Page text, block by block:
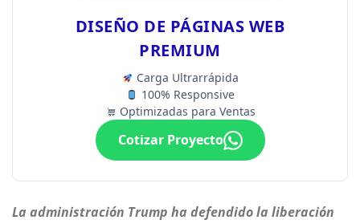
DISEÑO DE PÁGINAS WEB
PREMIUM
Carga Ultrarrápida
100% Responsive
Optimizadas para Ventas
Cotizar Proyecto
La administración Trump ha defendido la liberación